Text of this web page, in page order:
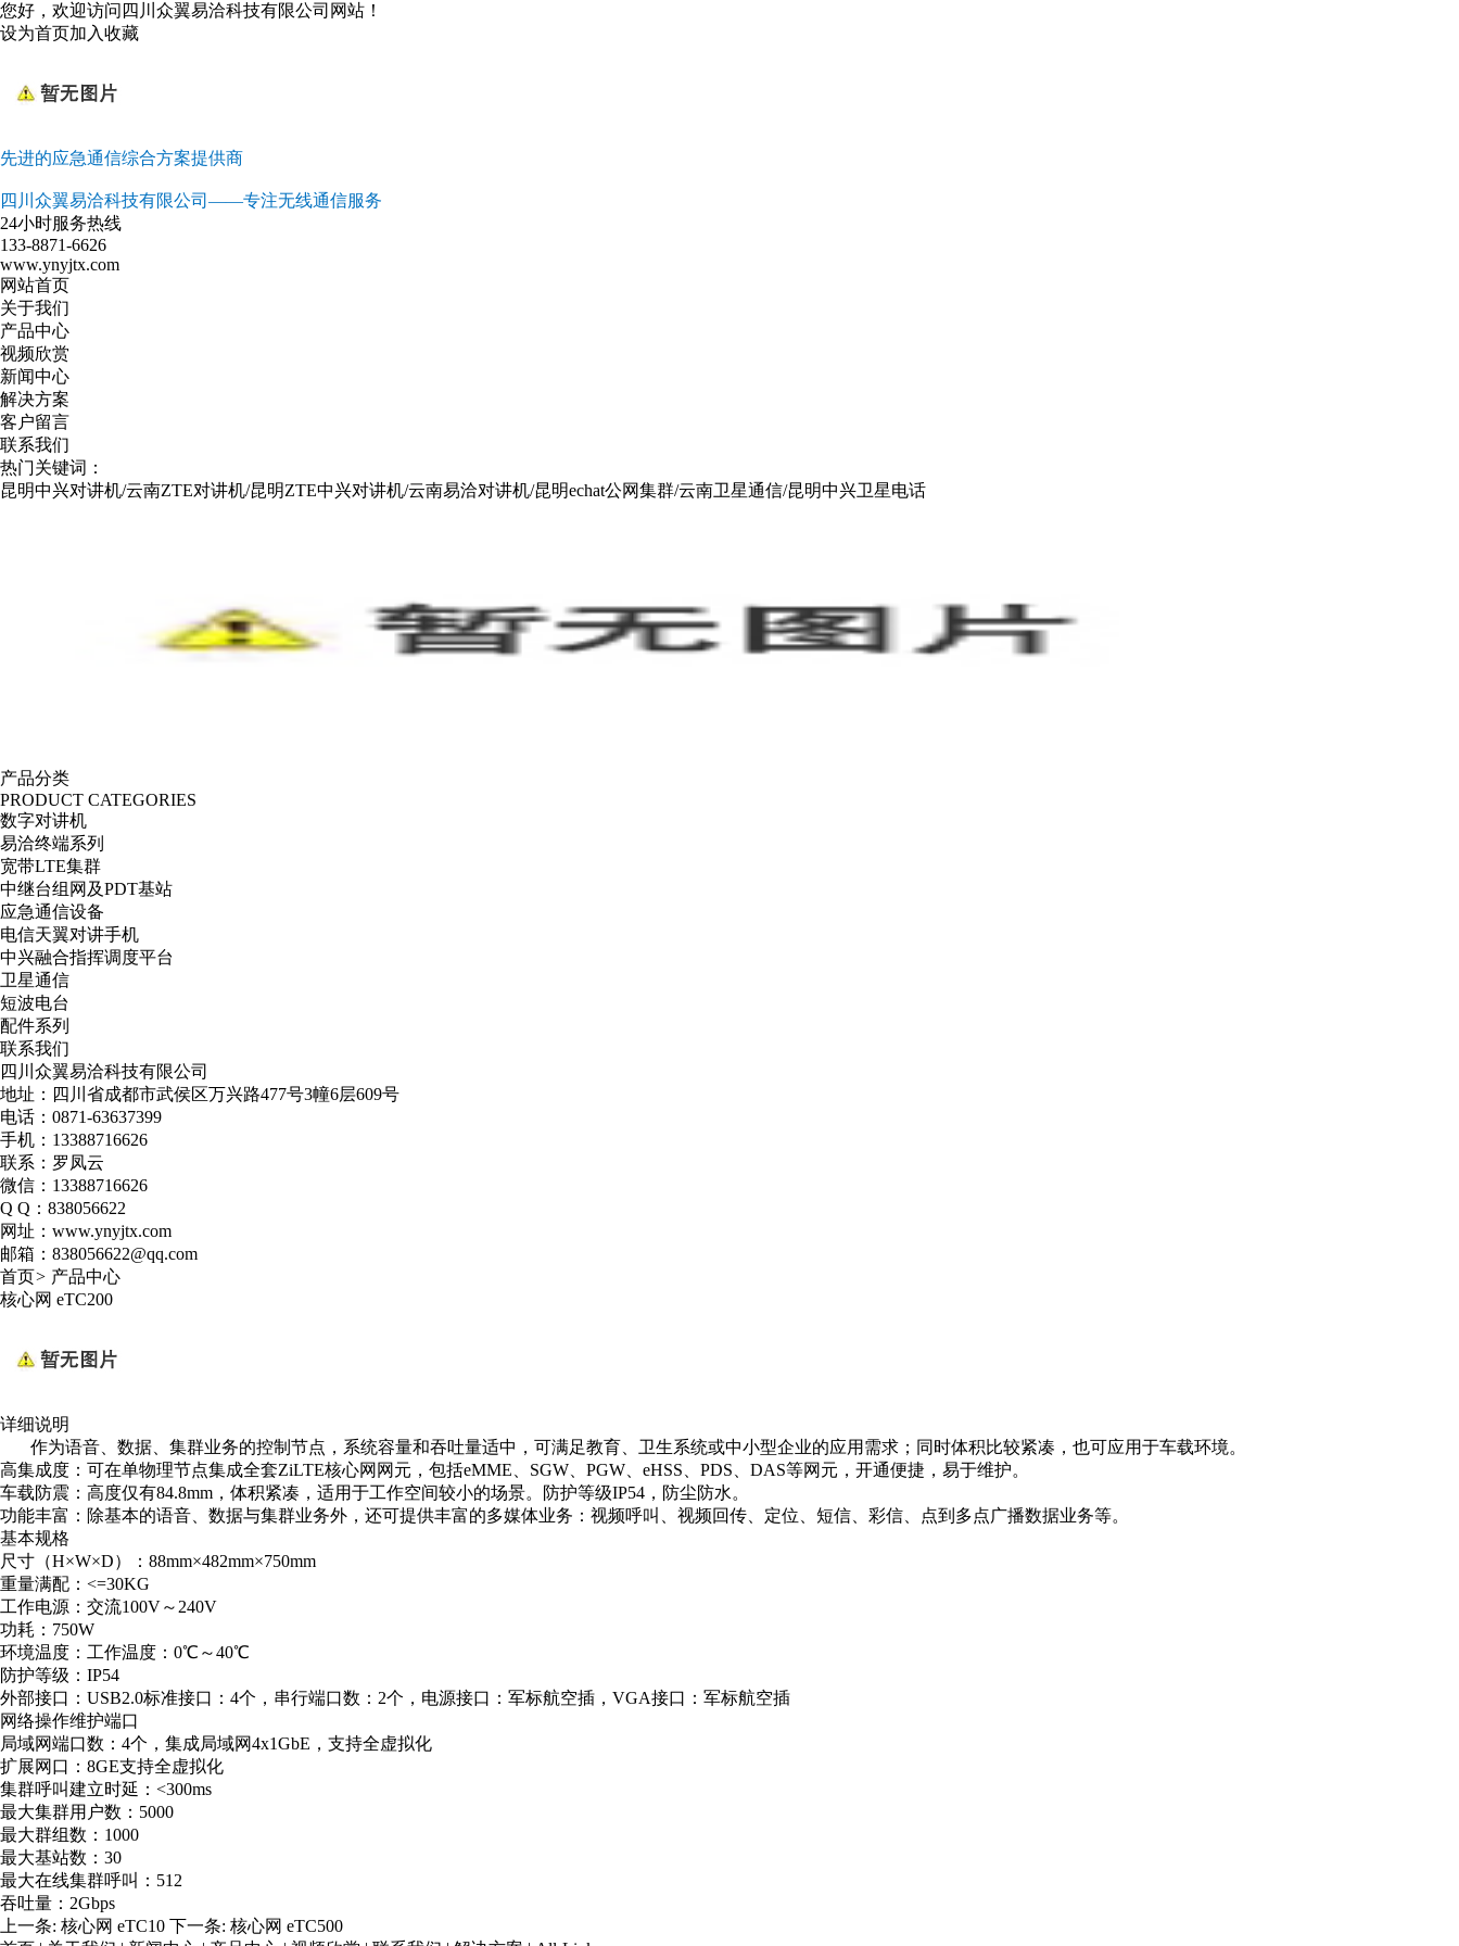
您好，欢迎访问四川众翼易洽科技有限公司网站！
设为首页加入收藏
先进的应急通信综合方案提供商
四川众翼易洽科技有限公司——专注无线通信服务
24小时服务热线
133-8871-6626
www.ynyjtx.com
网站首页
关于我们
产品中心
视频欣赏
新闻中心
解决方案
客户留言
联系我们
热门关键词：
昆明中兴对讲机/云南ZTE对讲机/昆明ZTE中兴对讲机/云南易洽对讲机/昆明echat公网集群/云南卫星通信/昆明中兴卫星电话
产品分类
PRODUCT CATEGORIES
数字对讲机
易洽终端系列
宽带LTE集群
中继台组网及PDT基站
应急通信设备
电信天翼对讲手机
中兴融合指挥调度平台
卫星通信
短波电台
配件系列
联系我们
四川众翼易洽科技有限公司
地址：四川省成都市武侯区万兴路477号3幢6层609号
电话：0871-63637399
手机：13388716626
联系：罗凤云
微信：13388716626
Q Q：838056622
网址：www.ynyjtx.com
邮箱：838056622@qq.com
首页> 产品中心
核心网 eTC200
详细说明
作为语音、数据、集群业务的控制节点，系统容量和吞吐量适中，可满足教育、卫生系统或中小型企业的应用需求；同时体积比较紧凑，也可应用于车载环境。
高集成度：可在单物理节点集成全套ZiLTE核心网网元，包括eMME、SGW、PGW、eHSS、PDS、DAS等网元，开通便捷，易于维护。
车载防震：高度仅有84.8mm，体积紧凑，适用于工作空间较小的场景。防护等级IP54，防尘防水。
功能丰富：除基本的语音、数据与集群业务外，还可提供丰富的多媒体业务：视频呼叫、视频回传、定位、短信、彩信、点到多点广播数据业务等。
基本规格
尺寸（H×W×D）：88mm×482mm×750mm
重量满配：<=30KG
工作电源：交流100V～240V
功耗：750W
环境温度：工作温度：0℃～40℃
防护等级：IP54
外部接口：USB2.0标准接口：4个，串行端口数：2个，电源接口：军标航空插，VGA接口：军标航空插
网络操作维护端口
局域网端口数：4个，集成局域网4x1GbE，支持全虚拟化
扩展网口：8GE支持全虚拟化
集群呼叫建立时延：<300ms
最大集群用户数：5000
最大群组数：1000
最大基站数：30
最大在线集群呼叫：512
吞吐量：2Gbps
上一条: 核心网 eTC10 下一条: 核心网 eTC500